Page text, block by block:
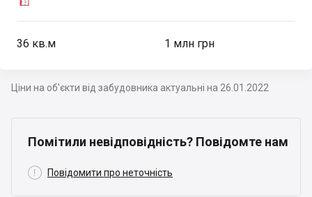
36 кв.м 1 млн грн
Ціни на об'єкти від забудовника актуальні на 26.01.2022
Помітили невідповідність? Повідомте нам
 Повідомити про неточність